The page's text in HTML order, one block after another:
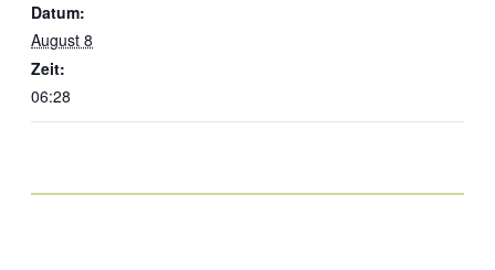
Datum:
August 8
Zeit:
06:28